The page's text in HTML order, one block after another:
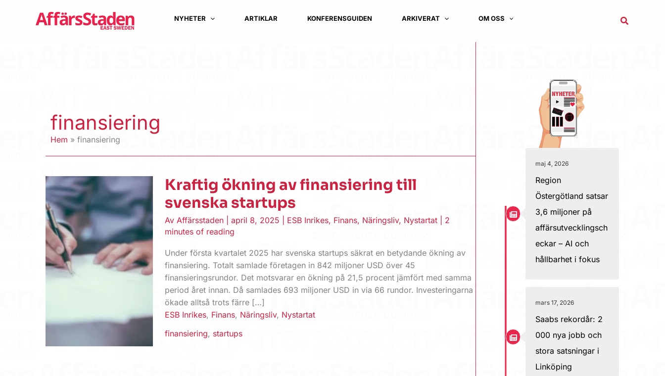
NYHETER ARTIKLAR KONFERENSGUIDEN ARKIVERAT OM OSS Sök
finansiering
Hem finansiering
Kraftig ökning av finansiering till
svenska startups
AvAffärsstaden |april 8, 2025 ESB Inrikes, Finans, Näringsliv, Nystartat
2
minutes of reading
Under första kvartalet 2025 har svenska startups säkrat en betydande ökning av
finansiering. Totalt samlade företagen in 842 miljoner USD över 45
finansieringsrundor. Det motsvarar en ökning på 21,5 procent jämfört med samma
period året innan. Då samlades 693 miljoner USD in via 66 rundor. Investeringarna
ökade alltså trots färre […]
ESB Inrikes, Finans, Näringsliv, Nystartat
finansiering, startups
maj 4, 2026
Region
Östergötland satsar
3,6 miljoner på
affärsutvecklingsch
eckar – AI och
hållbarhet i fokus
mars 17, 2026
Saabs rekordår: 2
000 nya jobb och
stora satsningar i
Linköping